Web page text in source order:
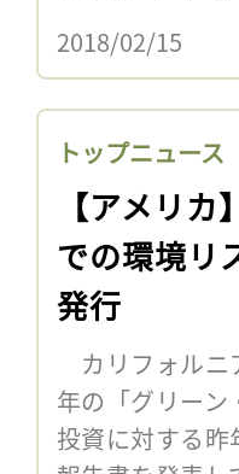
2018/02/15
トップニュース
【アメリ
での環境リ
発行
カリフォルニ
年の「グリー
投資に対する